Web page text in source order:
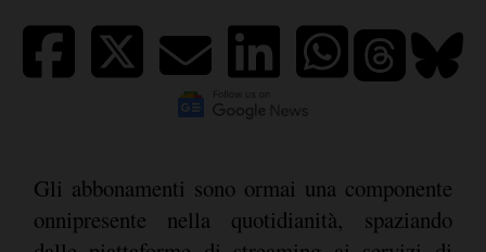
Gli abbonamenti sono ormai una componente
onnipresente nella quotidianità, spaziando